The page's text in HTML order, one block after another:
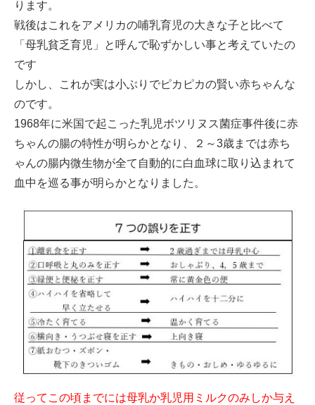
ります。
戦後はこれをアメリカの哺乳育児の大きな子と比べて
「母乳貧乏育児」と呼んで恥ずかしい事と考えていたの
です
しかし、これが実は小ぶりでピカピカの賢い赤ちゃんな
のです。
1968年に米国で起こった乳児ボツリヌス菌症事件後に赤
ちゃんの腸の特性が明らかとなり、２～3歳までは赤ち
ゃんの腸内微生物が全て自動的に白血球に取り込まれて
血中を巡る事が明らかとなりました。
従ってこの頃までには母乳か乳児用ミルクのみしか与え